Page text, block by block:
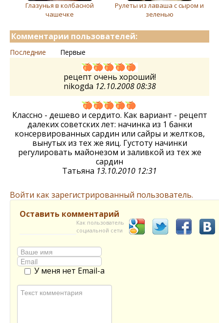
Глазунья в колбасной
чашечке
Рулеты из лаваша с сыром и
зеленью
Комментарии пользователей:
Последние Первые
рецепт очень хороший!
nikogda 12.10.2008 08:38
Классно - дешево и сердито. Как вариант - рецепт
далеких советских лет: начинка из 1 банки
консервированных сардин или сайры и желтков,
вынутых из тех же яиц. Густоту начинки
регулировать майонезом и заливкой из тех же
сардин
Татьяна 13.10.2010 12:31
Войти как зарегистрированный пользователь.
Оставить комментарий
Как пользователь
социальной сети
У меня нет Email-а